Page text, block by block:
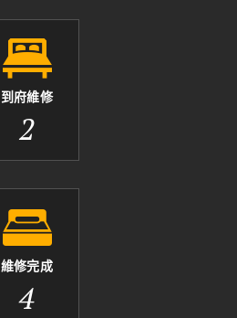
到府維修
2
維修完成
4